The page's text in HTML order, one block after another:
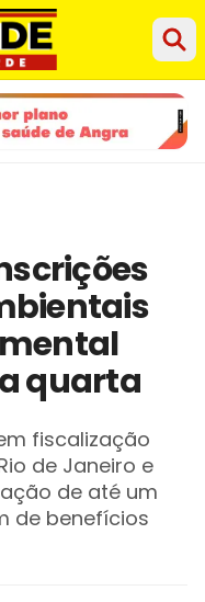
quarta
fiscalização
de Janeiro e
de até um
de benefícios